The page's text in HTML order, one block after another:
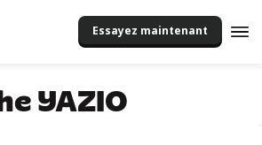
Essayez maintenant
YAZIO